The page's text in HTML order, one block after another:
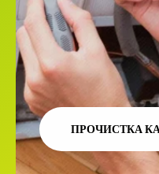
ПРОЧИСТКА